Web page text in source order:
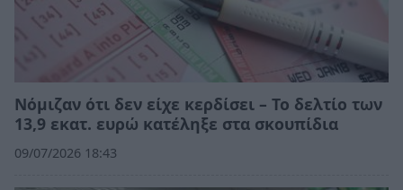
Νόμιζαν ότι δεν είχε κερδίσει – Το δελτίο των
13,9 εκατ. ευρώ κατέληξε στα σκουπίδια
09/07/2026 18:43